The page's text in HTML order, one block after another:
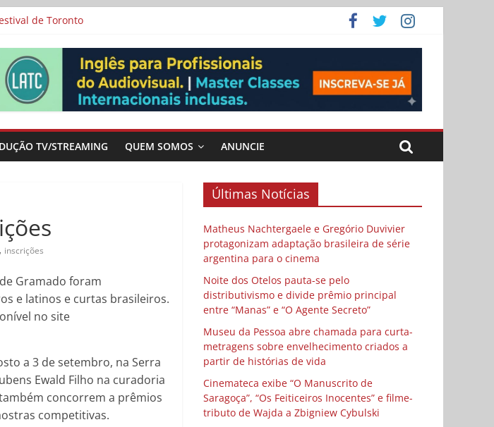
de Toronto
“Manas” e “O Agente Secreto”
criados a partir de histórias de vida
e filme-tributo de Wajda a Zbigniew Cybulski
TV/STREAMING QUEM SOMOS ANUNCIE
, inscrições
Gramado foram
e latinos e curtas brasileiros.
no site
a 3 de setembro, na Serra
Ewald Filho na curadoria
concorrem a prêmios
competitivas.
Últimas Notícias
Matheus Nachtergaele e Gregório Duvivier
protagonizam adaptação brasileira de série
argentina para o cinema
Noite dos Otelos pauta-se pelo
distributivismo e divide prêmio principal
entre “Manas” e “O Agente Secreto”
Museu da Pessoa abre chamada para curta-
metragens sobre envelhecimento criados a
partir de histórias de vida
Cinemateca exibe “O Manuscrito de
Saragoça”, “Os Feiticeiros Inocentes” e filme-
tributo de Wajda a Zbigniew Cybulski